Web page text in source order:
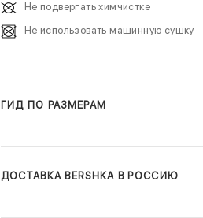
Не подвергать химчистке
Не использовать машинную сушку
ГИД ПО РАЗМЕРАМ
ДОСТАВКА BERSHKA В РОССИЮ